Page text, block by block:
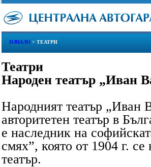
НАЧАЛО> ТЕАТРИ
Театри
Народен театър „Иван
Народният театър „Иван
авторитетен театър в
е наследник на
смях”, която от 1904 г.
театър.